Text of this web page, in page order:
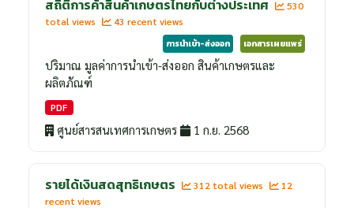
สถิติการค้าสินค้าเกษตรไทยกับต่างประเทศ
530
total views
43 recent views
การนำเข้า-ส่งออก
เอกสารเผยแพร่
ปริมาณ มูลค่าการนำเข้า-ส่งออก สินค้าเกษตรและ
ผลิตภัณฑ์
PDF
ศูนย์สารสนเทศการเกษตร 1 ก.ย. 2568
รายได้เงินสดสุทธิเกษตร 312 total views
12
recent views